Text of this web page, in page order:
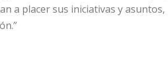
a placer sus iniciativas y asuntos,